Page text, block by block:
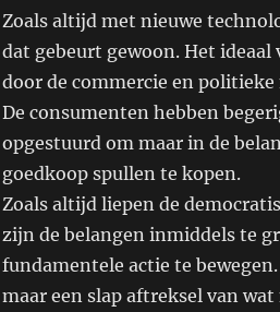
Zoals altijd met nieuwe
dat gebeurt gewoon. Het
door de commercie en
De consumenten hebben
opgestuurd om maar in de
goedkoop spullen te kopen.
Zoals altijd liepen de
zijn de belangen inmiddels te
fundamentele actie te
maar een slap aftreksel van wat